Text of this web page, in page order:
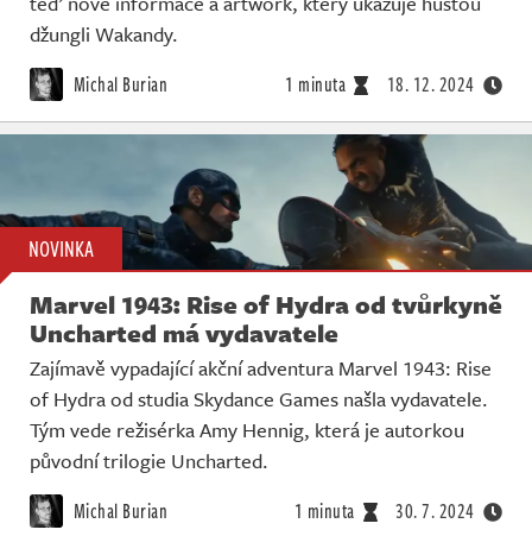
džungli Wakandy.
Michal Burian 1 minuta 18. 12. 2024
NOVINKA
Marvel 1943: Rise of Hydra od tvůrkyně
Uncharted má vydavatele
Zajímavě vypadající akční adventura Marvel 1943: Rise
of Hydra od studia Skydance Games našla vydavatele.
Tým vede režisérka Amy Hennig, která je autorkou
původní trilogie Uncharted.
Michal Burian 1 minuta 30. 7. 2024